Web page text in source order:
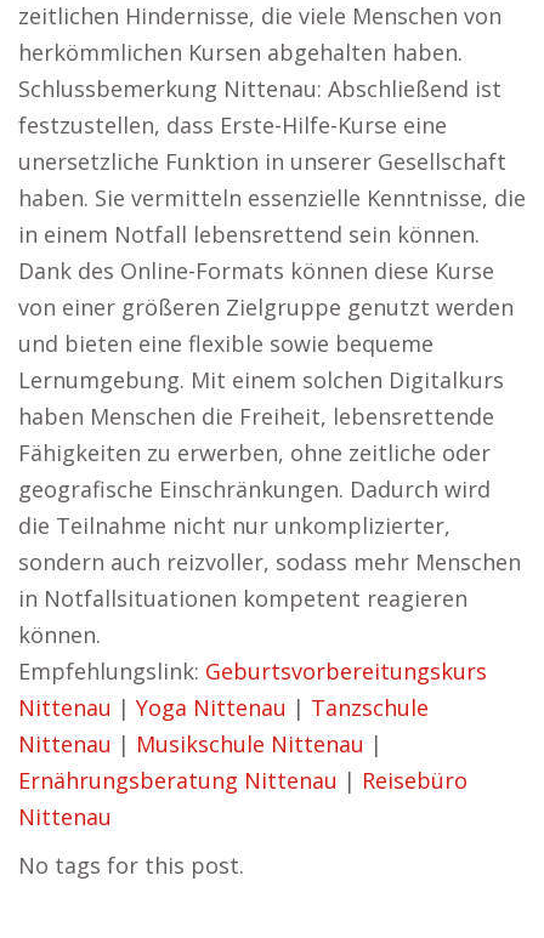
zeitlichen Hindernisse, die viele Menschen von
herkömmlichen Kursen abgehalten haben.
Schlussbemerkung Nittenau: Abschließend ist
festzustellen, dass Erste-Hilfe-Kurse eine
unersetzliche Funktion in unserer Gesellschaft
haben. Sie vermitteln essenzielle Kenntnisse, die
in einem Notfall lebensrettend sein können.
Dank des Online-Formats können diese Kurse
von einer größeren Zielgruppe genutzt werden
und bieten eine flexible sowie bequeme
Lernumgebung. Mit einem solchen Digitalkurs
haben Menschen die Freiheit, lebensrettende
Fähigkeiten zu erwerben, ohne zeitliche oder
geografische Einschränkungen. Dadurch wird
die Teilnahme nicht nur unkomplizierter,
sondern auch reizvoller, sodass mehr Menschen
in Notfallsituationen kompetent reagieren
können.
Empfehlungslink: Geburtsvorbereitungskurs
Nittenau | Yoga Nittenau | Tanzschule
Nittenau | Musikschule Nittenau |
Ernährungsberatung Nittenau | Reisebüro
Nittenau
No tags for this post.